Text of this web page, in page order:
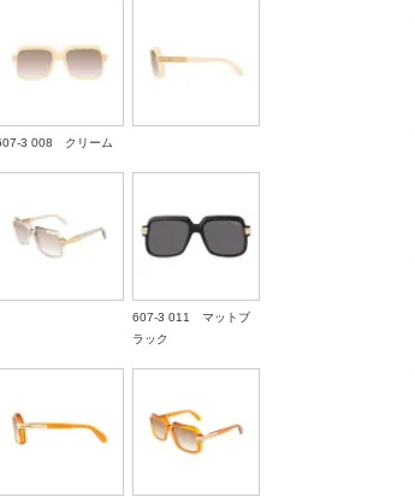
3 008 クリーム
607-3 011 マットブ
ラック